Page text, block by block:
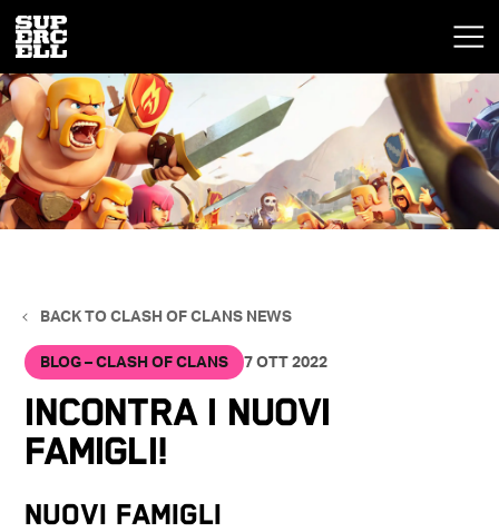
BACK TO CLASH OF CLANS NEWS
BLOG – CLASH OF CLANS 7 OTT 2022
Incontra i nuovi
famigli!
Nuovi Famigli